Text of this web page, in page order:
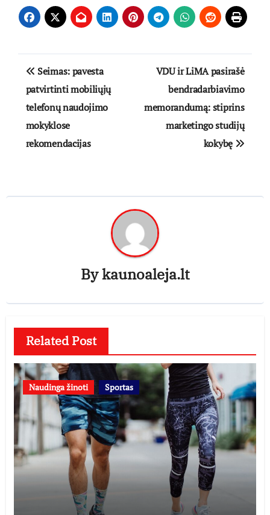
Navigacija
tarp
įrašų
Seimas: pavesta
patvirtinti mobiliųjų
telefonų naudojimo
mokyklose
rekomendacijas
VDU ir LiMA pasirašė
bendradarbiavimo
memorandumą: stiprins
marketingo studijų
kokybę
Bykaunoaleja.lt
Related Post
Naudinga žinoti Sportas